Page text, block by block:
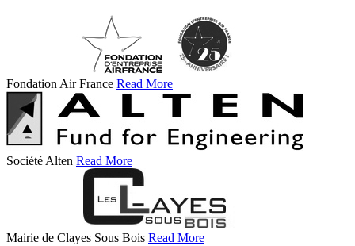
Fondation Air France Read More
Société Alten Read More
Mairie de Clayes Sous Bois Read More